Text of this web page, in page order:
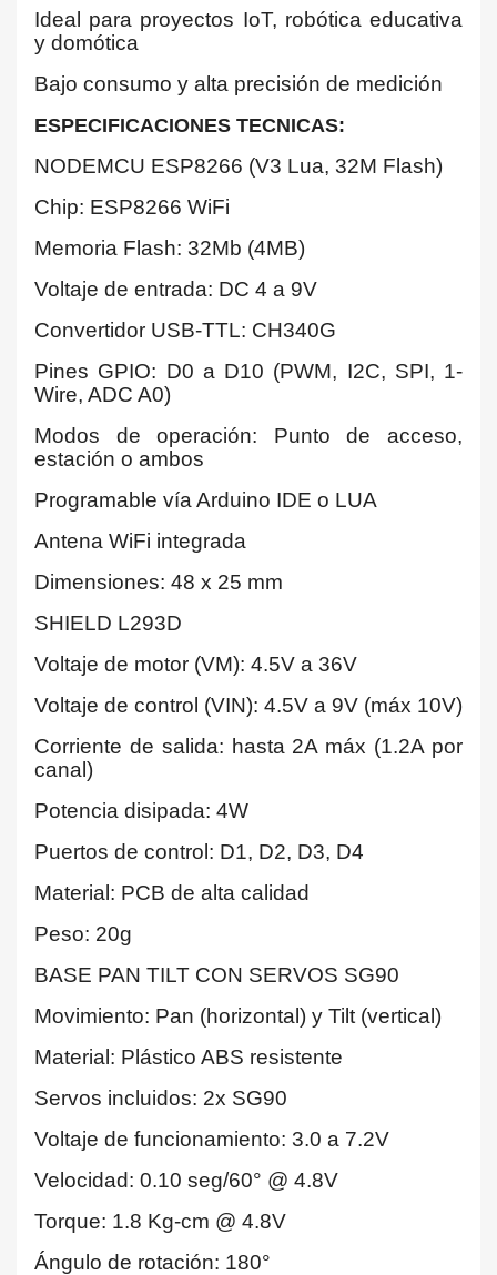
Ideal para proyectos IoT, robótica educativa
y domótica
Bajo consumo y alta precisión de medición
ESPECIFICACIONES TECNICAS:
NODEMCU ESP8266 (V3 Lua, 32M Flash)
Chip: ESP8266 WiFi
Memoria Flash: 32Mb (4MB)
Voltaje de entrada: DC 4 a 9V
Convertidor USB-TTL: CH340G
Pines GPIO: D0 a D10 (PWM, I2C, SPI, 1-
Wire, ADC A0)
Modos de operación: Punto de acceso,
estación o ambos
Programable vía Arduino IDE o LUA
Antena WiFi integrada
Dimensiones: 48 x 25 mm
SHIELD L293D
Voltaje de motor (VM): 4.5V a 36V
Voltaje de control (VIN): 4.5V a 9V (máx 10V)
Corriente de salida: hasta 2A máx (1.2A por
canal)
Potencia disipada: 4W
Puertos de control: D1, D2, D3, D4
Material: PCB de alta calidad
Peso: 20g
BASE PAN TILT CON SERVOS SG90
Movimiento: Pan (horizontal) y Tilt (vertical)
Material: Plástico ABS resistente
Servos incluidos: 2x SG90
Voltaje de funcionamiento: 3.0 a 7.2V
Velocidad: 0.10 seg/60° @ 4.8V
Torque: 1.8 Kg-cm @ 4.8V
Ángulo de rotación: 180°